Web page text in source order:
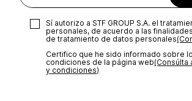
Sí autorizo a STF GROUP S.A. el
personales, de acuerdo a las
de tratamiento de datos personales‎
Certifico que he sido informado sobre
condiciones de la página web‎(Consúlta
y condiciones)